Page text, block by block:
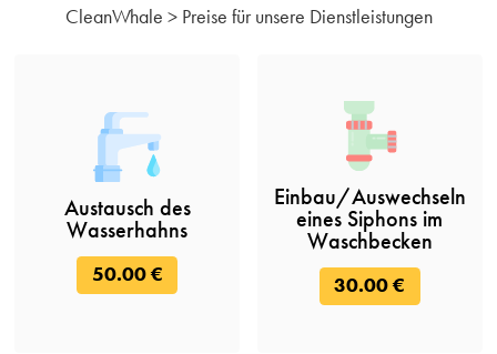
CleanWhale > Preise für unsere Dienstleistungen
Austausch des
Wasserhahns
50.00 €
Einbau/Auswechseln
eines Siphons im
Waschbecken
30.00 €